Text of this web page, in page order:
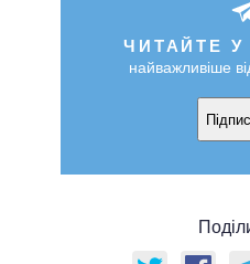
ЧИТАЙТЕ У
найважливіше